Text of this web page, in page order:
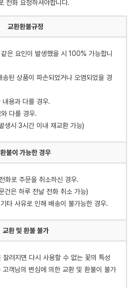
전화 요청하셔야합니다.
교환환불규정
은 요인이 발생했을 시 100% 가능합니
된 상품이 파손되었거나 오염되었을 경
용과 다를 경우.
다를 경우.
생시 3시간 이내 재교환 가능)
환불이 가능한 경우
화로 주문을 취소하신 경우.
건은 하루 전날 전화 취소 가능)
타 사유로 인해 배송이 불가능한 경우.
교환 및 환불 불가
려지면 다시 사용할 수 없는 꽃의 특성
객님의 변심에 의한 교환 및 환불이 불가